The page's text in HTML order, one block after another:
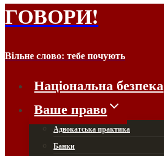
ГОВОРИ!
Вільне слово: тебе почують
Національна безпека
Ваше право
Адвокатська практика
Банки